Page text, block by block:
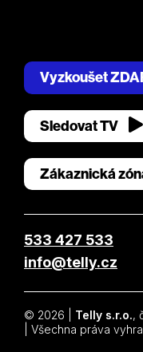
Vyzkoušet
Sledovat TV
Zákaznická
533 427 533
info@telly.cz
© 2026 | Telly s.r.o.,
| Všechna práva